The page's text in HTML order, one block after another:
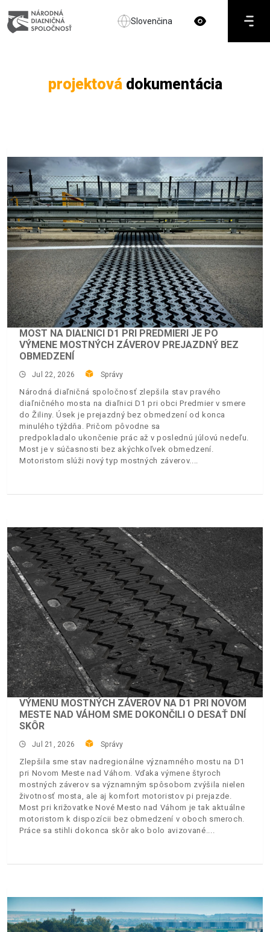
Slovenčina
projektovádokumentácia
MOST NA DIAĽNICI D1 PRI PREDMIERI JE PO
VÝMENE MOSTNÝCH ZÁVEROV PREJAZDNÝ BEZ
OBMEDZENÍ
Jul 22, 2026 Správy
Národná diaľničná spoločnosť zlepšila stav pravého
diaľničného mosta na diaľnici D1 pri obci Predmier v smere
do Žiliny. Úsek je prejazdný bez obmedzení od konca
minulého týždňa. Pričom pôvodne sa
predpokladalo ukončenie prác až v poslednú júlovú nedeľu.
Most je v súčasnosti bez akýchkoľvek obmedzení.
Motoristom slúži nový typ mostných záverov.
VÝMENU MOSTNÝCH ZÁVEROV NA D1 PRI NOVOM
MESTE NAD VÁHOM SME DOKONČILI O DESAŤ DNÍ
SKÔR
Jul 21, 2026 Správy
Zlepšila sme stav nadregionálne významného mostu na D1
pri Novom Meste nad Váhom. Vďaka výmene štyroch
mostných záverov sa významným spôsobom zvýšila nielen
životnosť mosta, ale aj komfort motoristov pi prejazde.
Most pri križovatke Nové Mesto nad Váhom je tak aktuálne
motoristom k dispozícii bez obmedzení v oboch smeroch.
Práce sa stihli dokonca skôr ako bolo avizované.